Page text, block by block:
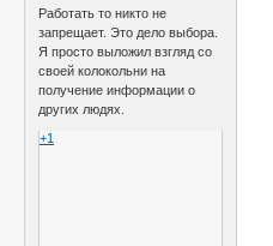
Работать то никто не
запрещает. Это дело выбора.
Я просто выложил взгляд со
своей колокольни на
получение информации о
других людях.
+1